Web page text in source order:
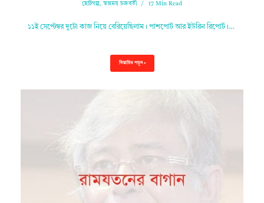
ছোটগল্প,স্বপ্নময় চক্রবর্তী 17 Min Read
১১ই সেপ্টেম্বর দুটো কাজ নিয়ে বেরিয়েছিলাম। পাশপোর্ট আর ইউরিন রিপোর্ট।…
বিস্তারিত পড়ুন »